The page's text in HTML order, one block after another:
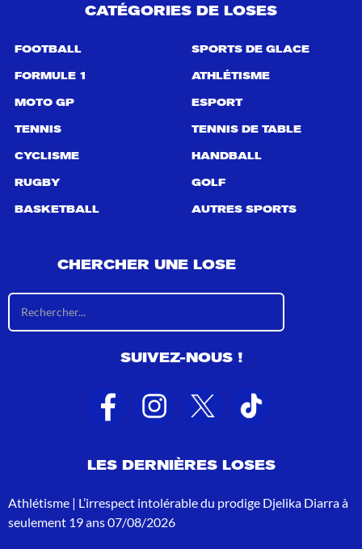
CATÉGORIES DE LOSES
FOOTBALL
FORMULE 1
MOTO GP
TENNIS
CYCLISME
RUGBY
BASKETBALL
SPORTS DE GLACE
ATHLÉTISME
ESPORT
TENNIS DE TABLE
HANDBALL
GOLF
AUTRES SPORTS
CHERCHER UNE LOSE
s
l
a
t
s
r
c
e
SUIVEZ-NOUS !
LES DERNIÈRES LOSES
Athlétisme | L’irrespect intolérable du prodige Djelika Diarra à
seulement 19 ans07/08/2026